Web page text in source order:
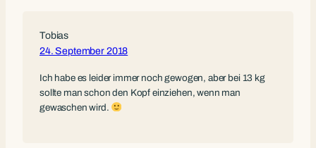
Tobias
24. September 2018
Ich habe es leider immer noch gewogen, aber bei 13 kg
sollte man schon den Kopf einziehen, wenn man
gewaschen wird.